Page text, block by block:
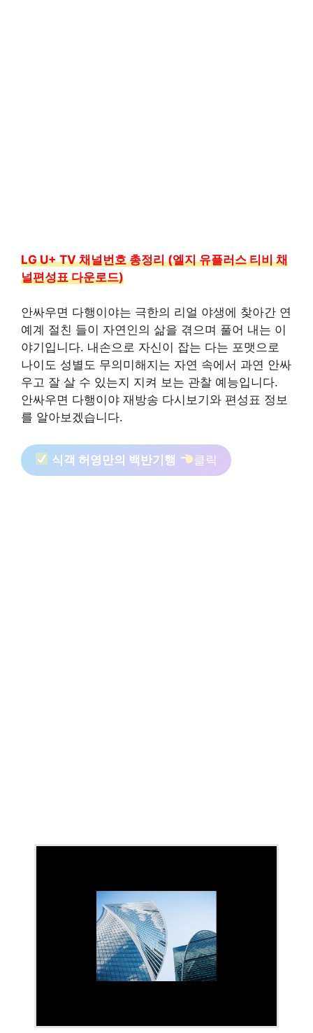
LG U+ TV 채널번호 총정리 (엘지 유플러스 티비 채
널편성표 다운로드)
안싸우면 다행이야는 극한의 리얼 야생에 찾아간 연
예계 절친 들이 자연인의 삶을 겪으며 풀어 내는 이
야기입니다. 내손으로 자신이 잡는 다는 포맷으로
나이도 성별도 무의미해지는 자연 속에서 과연 안싸
우고 잘 살 수 있는지 지켜 보는 관찰 예능입니다.
안싸우면 다행이야 재방송 다시보기와 편성표 정보
를 알아보겠습니다.
식객 허영만의 백반기행 클릭